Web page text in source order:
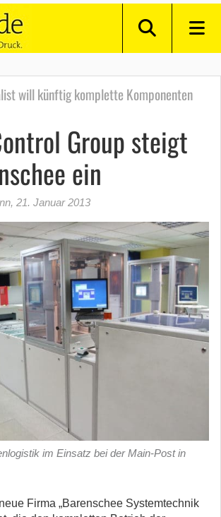
will künftig komplette Komponenten
Group steigt
ein
, 21. Januar 2013
im Einsatz bei der Main-Post in
Firma „Barenschee Systemtechnik